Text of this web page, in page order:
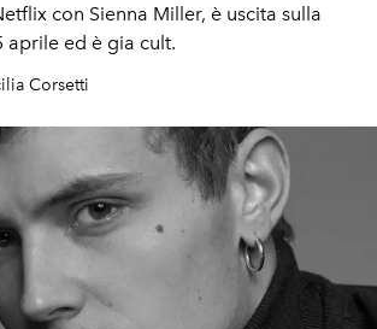
con Sienna Miller, è uscita sulla
aprile ed è gia cult.
Corsetti